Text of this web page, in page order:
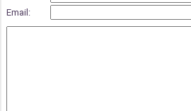
Email: